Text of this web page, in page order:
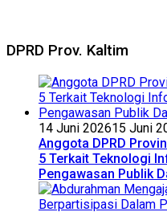
DPRD Prov. Kaltim
14 Juni 202615 Juni
Anggota DPRD
5 Terkait Teknologi
Pengawasan Publik